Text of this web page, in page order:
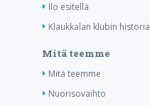
Ilo esitellä
Klaukkalan klubin historia
Mitä teemme
Mitä teemme
Nuorisovaihto